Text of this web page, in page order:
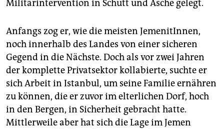
Militärintervention in Schutt und Asche gelegt.
Anfangs zog er, wie die meisten JemenitInnen,
noch innerhalb des Landes von einer sicheren
Gegend in die Nächste. Doch als vor zwei Jahren
der komplette Privatsektor kollabierte, suchte er
sich Arbeit in Istanbul, um seine Familie ernähren
zu können, die er zuvor im elterlichen Dorf, hoch
in den Bergen, in Sicherheit gebracht hatte.
Mittlerweile aber hat sich die Lage im Jemen